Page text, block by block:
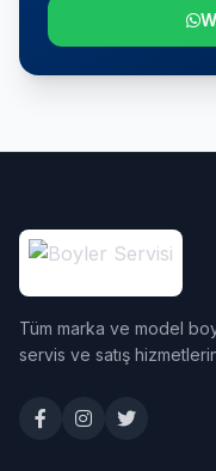
Tüm marka ve model
servis ve satış